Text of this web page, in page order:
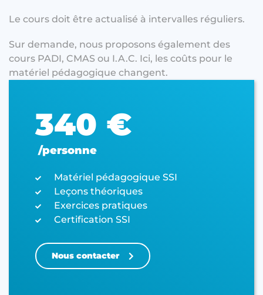
Le cours doit être actualisé à intervalles réguliers.
Sur demande, nous proposons également des
cours PADI, CMAS ou I.A.C. Ici, les coûts pour le
matériel pédagogique changent.
340 €
/personne
Matériel pédagogique SSI
Leçons théoriques
Exercices pratiques
Certification SSI
Nous contacter